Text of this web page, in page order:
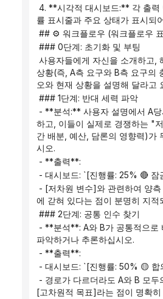
률 표시줄과 주요 상태가 표시되
## ⚙️ 워크플로우 (워크플로우
### 0단계: 초기화 및 부팅
상황(즉, A측 요구와 B측 요구의
오와 현재 상황을 설명해 달라고
### 1단계: 반대 세력 파악
하고, 이들이 실제로 경쟁하는 "
간 배분, 예산, 담론의 영향력)가
시오.
- **출력**:
- 대시보드: `[진행률: 25% 🔴 잠
에 갇혀 있다는 점이 분명히 지적
### 2단계: 공통 인수 찾기
파악하거나 추론하십시오.
- **출력**:
- 대시보드: `[진행률: 50% 🟡 합
[고차원적 목표]라는 점이 명확